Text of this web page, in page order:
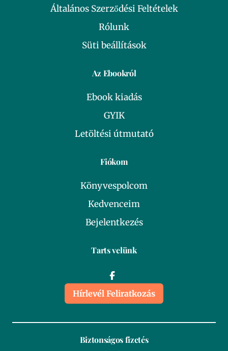
Általános Szerződési Feltételek
Rólunk
Süti beállítások
Az Ebookról
Ebook kiadás
GYIK
Letöltési útmutató
Fiókom
Könyvespolcom
Kedvenceim
Bejelentkezés
Tarts velünk
Hírlevél Feliratkozás
Biztonságos fizetés